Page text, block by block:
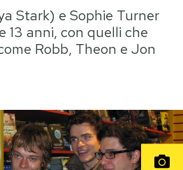
Storie/Idee
Ok Boomer!
Media
Mondiali calcio 2026
Stark) e Sophie Turner
13 anni, con quelli che
Robb, Theon e Jon